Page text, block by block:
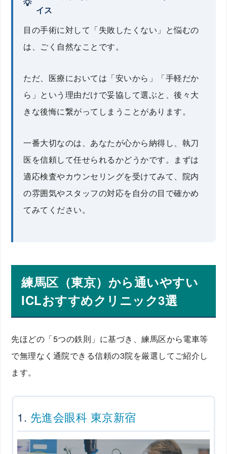
イス
目の手術に対して「失敗したくない」と悩むの
は、ごく自然なことです。
ただ、医療においては「安いから」「手軽だか
ら」という理由だけで妥協して選ぶと、後々大
きな後悔に繋がってしまうことがあります。
一番大切なのは、あなたが心から納得し、執刀
医を信頼して任せられるかどうかです。まずは
適応検査やカウンセリングを受けてみて、院内
の雰囲気やスタッフの対応を自分の目で確かめ
てみてください。
練馬区（東京）から通いやすい
ICLおすすめクリニック3選
先ほどの「5つの鉄則」に基づき、練馬区から電車等
で無理なく通院できる信頼の3院を厳選してご紹介し
ます。
1. 先進会眼科 東京新宿